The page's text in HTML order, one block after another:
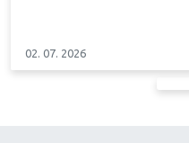
02. 07. 2026